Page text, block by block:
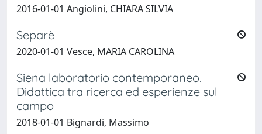
2016-01-01 Angiolini, CHIARA SILVIA
Separè
2020-01-01 Vesce, MARIA CAROLINA
Siena laboratorio contemporaneo.
Didattica tra ricerca ed esperienze sul
campo
2018-01-01 Bignardi, Massimo